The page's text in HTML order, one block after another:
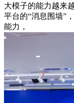
大模子的能力越来
平台的“消息围墙”
能力，